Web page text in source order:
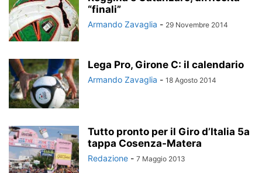
“finali”
Armando Zavaglia - 29 Novembre 2014
Lega Pro, Girone C: il calendario
Armando Zavaglia - 18 Agosto 2014
Tutto pronto per il Giro d’Italia 5a
tappa Cosenza-Matera
Redazione - 7 Maggio 2013